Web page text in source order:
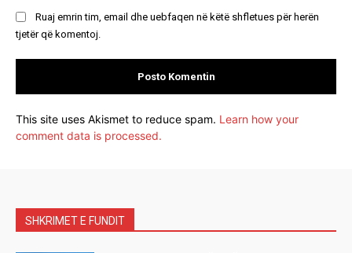
Ruaj emrin tim, email dhe uebfaqen në këtë shfletues për herën
tjetër që komentoj.
This site uses Akismet to reduce spam. Learn how your
comment data is processed.
SHKRIMET E FUNDIT